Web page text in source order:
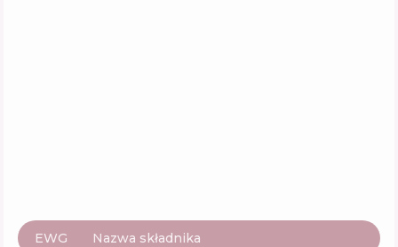
EWG Nazwa składnika